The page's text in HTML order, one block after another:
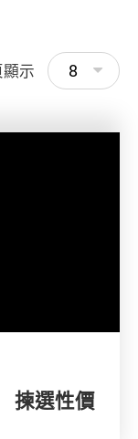
示 8
揀選性價